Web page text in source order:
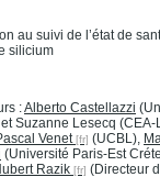
au suivi de l’état de
silicium
:Alberto Castellazzi
Suzanne Lesecq (CEA-
Venet (UCBL),
(Université Paris-Est
Razik (Directeur